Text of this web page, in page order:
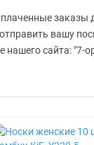
заказы
вашу
нашего сайта: "7-